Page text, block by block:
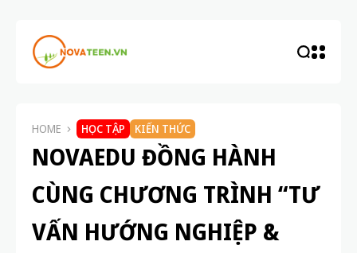
HOME HỌC TẬP KIẾN THỨC
NOVAEDU ĐỒNG HÀNH
CÙNG CHƯƠNG TRÌNH “TƯ
VẤN HƯỚNG NGHIỆP &